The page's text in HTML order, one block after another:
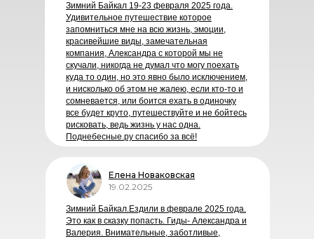
Зимний Байкал 19-23 февраля 2025 года.
Удивительное путешествие которое
запомниться мне на всю жизнь, эмоции,
красивейшие виды, замечательная
компания, Александра с которой мы не
скучали, никогда не думал что могу поехать
куда то один, но это явно было исключением,
и нисколько об этом не жалею, если кто-то и
сомневается, или боится ехать в одиночку
все будет круто, путешествуйте и не бойтесь
рисковать, ведь жизнь у нас одна.
Поднебесные.ру спасибо за всё!
Зимний Байкал.Ездили в феврале 2025 года.
Это как в сказку попасть. Гиды- Александра и
Валерия. Внимательные, заботливые,
19.02.2025
Елена Новаковская